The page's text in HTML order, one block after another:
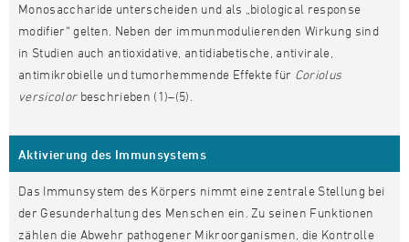
Monosaccharide unterscheiden und als „biological response
modifier“ gelten. Neben der immunmodulierenden Wirkung sind
in Studien auch antioxidative, antidiabetische, antivirale,
antimikrobielle und tumorhemmende Effekte für Coriolus
versicolorbeschrieben (1)–(5).
Aktivierung des Immunsystems
Das Immunsystem des Körpers nimmt eine zentrale Stellung bei
der Gesunderhaltung des Menschen ein. Zu seinen Funktionen
zählen die Abwehr pathogener Mikroorganismen, die Kontrolle